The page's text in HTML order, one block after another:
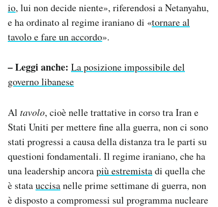
io, lui non decide niente», riferendosi a Netanyahu,
e ha ordinato al regime iraniano di «tornare al
tavolo e fare un accordo».
– Leggi anche: La posizione impossibile del
governo libanese
Al tavolo, cioè nelle trattative in corso tra Iran e
Stati Uniti per mettere fine alla guerra, non ci sono
stati progressi a causa della distanza tra le parti su
questioni fondamentali. Il regime iraniano, che ha
una leadership ancorapiù estremistadi quella che
è statauccisanelle prime settimane di guerra, non
è disposto a compromessi sul programma nucleare